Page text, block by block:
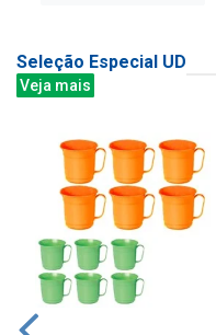
Seleção Especial UD
Veja mais